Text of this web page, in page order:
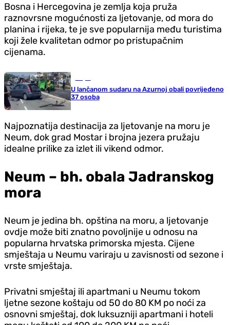
Bosna i Hercegovina je zemlja koja pruža
raznovrsne mogućnosti za ljetovanje, od mora do
planina i rijeka, te je sve popularnija među turistima
koji žele kvalitetan odmor po pristupačnim
cijenama.
U lančanom sudaru na Azurnoj obali povrijeđeno
37 osoba
Najpoznatija destinacija za ljetovanje na moru je
Neum, dok grad Mostar i brojna jezera pružaju
idealne prilike za izlet ili vikend odmor.
Neum – bh. obala Jadranskog
mora
Neum je jedina bh. opština na moru, a ljetovanje
ovdje može biti znatno povoljnije u odnosu na
popularna hrvatska primorska mjesta. Cijene
smještaja u Neumu variraju u zavisnosti od sezone i
vrste smještaja.
Privatni smještaj ili apartmani u Neumu tokom
ljetne sezone koštaju od 50 do 80 KM po noći za
osnovni smještaj, dok luksuzniji apartmani i hoteli